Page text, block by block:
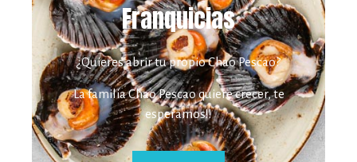
Franquicias
¿Quieres abrir tu propio Chao Pescao?
La familia Chao Pescao quiere crecer, te
esperamos!!